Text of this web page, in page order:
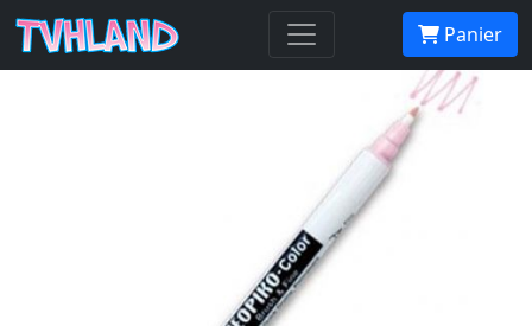
Panier
Neopiko-Color 233 Emerald Green